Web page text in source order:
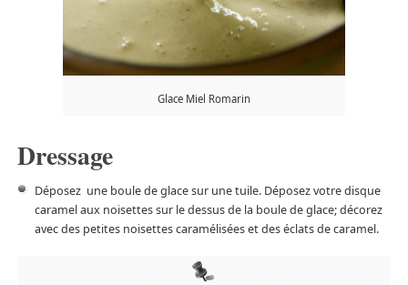
Glace Miel Romarin
Dressage
Déposez une boule de glace sur une tuile. Déposez votre disque
caramel aux noisettes sur le dessus de la boule de glace; décorez
avec des petites noisettes caramélisées et des éclats de caramel.